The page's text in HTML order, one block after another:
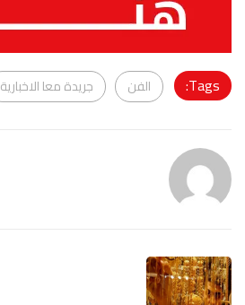
Tags: الفن جريدة معا الاخبارية